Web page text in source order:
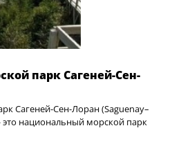
парк Сагеней-Сен-
Сагеней-Сен-Лоран (Saguenay–
национальный морской парк